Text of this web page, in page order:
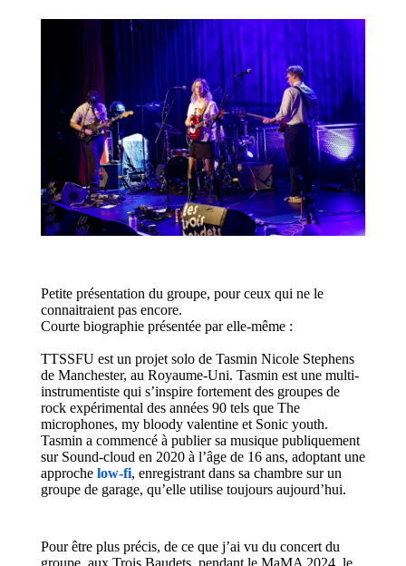
Petite présentation du groupe, pour ceux qui ne le
connaitraient pas encore.
Courte biographie présentéepar elle-même :
TTSSFU est un projet solo de Tasmin Nicole Stephens
de Manchester, au Royaume-Uni. Tasmin est une multi-
instrumentiste qui s’inspire fortement des groupes de
rock expérimental des années 90 tels que The
microphones, my bloody valentine et Sonic youth.
Tasmin a commencé à publier sa musique publiquement
sur Sound-cloud en 2020 à l’âge de 16 ans, adoptant une
approche low-fi, enregistrant dans sa chambre sur un
groupe de garage, qu’elle utilise toujours aujourd’hui.
Pour être plus précis, de ce que j’ai vu du concert du
groupe, aux Trois Baudets, pendant le MaMA 2024, le